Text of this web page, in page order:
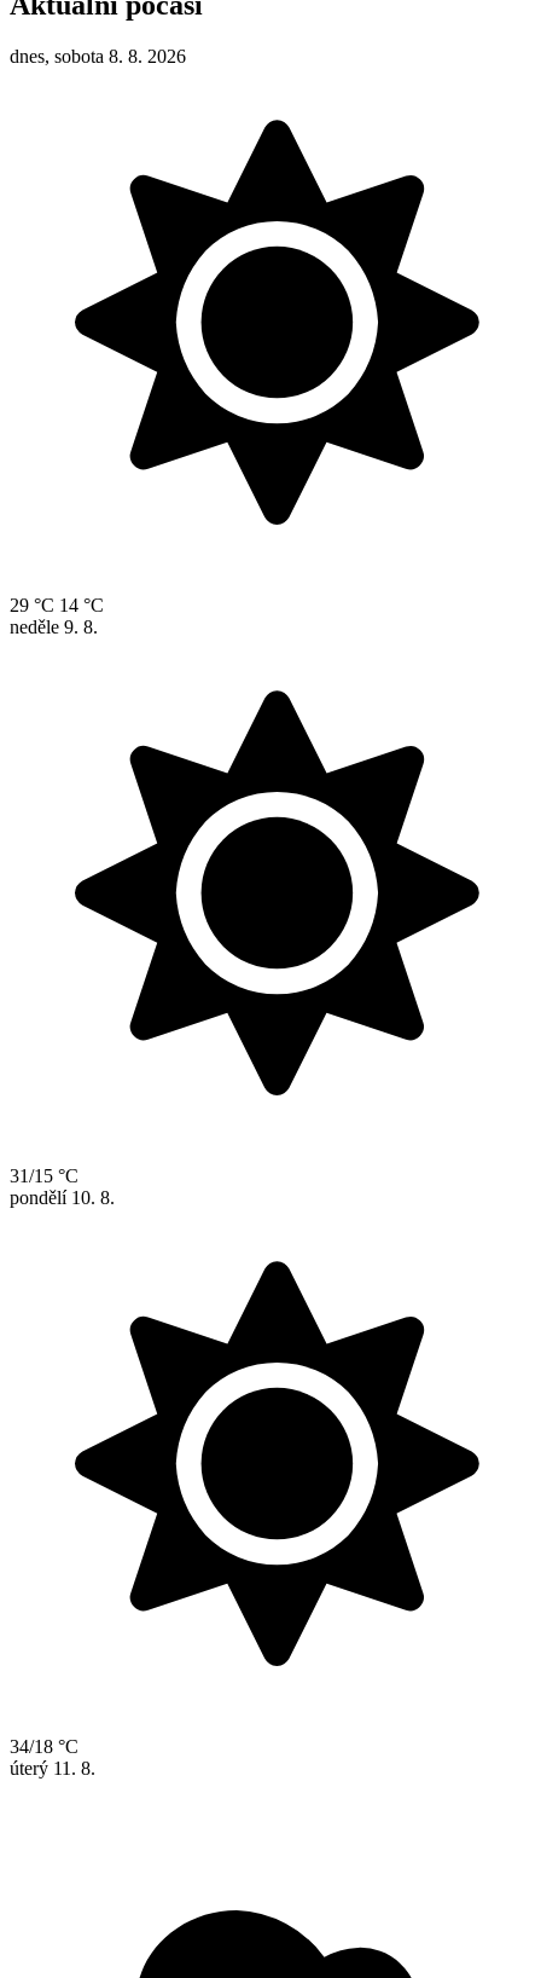
dnes, sobota 8. 8. 2026
29 °C 14 °C
neděle 9. 8.
31/15 °C
pondělí 10. 8.
34/18 °C
úterý 11. 8.